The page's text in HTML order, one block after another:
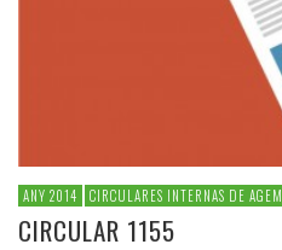
ANY 2014 CIRCULARES INTERNAS DE AGEM
CIRCULAR 1155